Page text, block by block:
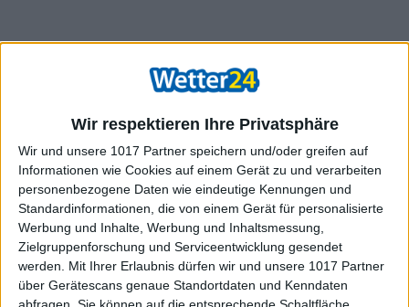
Wir respektieren Ihre Privatsphäre
Wir und unsere 1017 Partner speichern und/oder greifen auf
Informationen wie Cookies auf einem Gerät zu und verarbeiten
personenbezogene Daten wie eindeutige Kennungen und
Standardinformationen, die von einem Gerät für personalisierte
Werbung und Inhalte, Werbung und Inhaltsmessung,
Zielgruppenforschung und Serviceentwicklung gesendet
werden.
Mit Ihrer Erlaubnis dürfen wir und unsere 1017 Partner
über Gerätescans genaue Standortdaten und Kenndaten
abfragen. Sie können auf die entsprechende Schaltfläche